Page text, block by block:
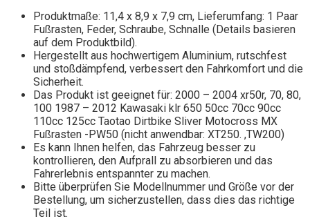
Produktmaße: 11,4 x 8,9 x 7,9 cm, Lieferumfang: 1 Paar
Fußrasten, Feder, Schraube, Schnalle (Details basieren
auf dem Produktbild).
Hergestellt aus hochwertigem Aluminium, rutschfest
und stoßdämpfend, verbessert den Fahrkomfort und die
Sicherheit.
Das Produkt ist geeignet für: 2000 – 2004 xr50r, 70, 80,
100 1987 – 2012 Kawasaki klr 650 50cc 70cc 90cc
110cc 125cc Taotao Dirtbike Sliver Motocross MX
Fußrasten -PW50 (nicht anwendbar: XT250. ,TW200)
Es kann Ihnen helfen, das Fahrzeug besser zu
kontrollieren, den Aufprall zu absorbieren und das
Fahrerlebnis entspannter zu machen.
Bitte überprüfen Sie Modellnummer und Größe vor der
Bestellung, um sicherzustellen, dass dies das richtige
Teil ist.